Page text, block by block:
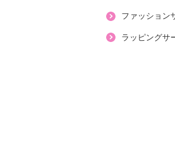
・外側：合成皮
・内側：ポリエ
ファッション
ラッピングサ